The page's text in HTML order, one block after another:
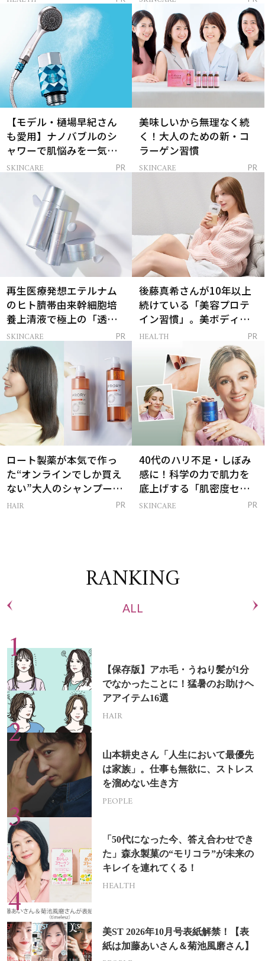
【モデル・樋場早紀さん
も愛用】ナノバブルのシ
ャワーで肌悩みを一気に
解決
SKINCARE PR
美味しいから無理なく続
く！大人のための新・コ
ラーゲン習慣
SKINCARE PR
再生医療発想エテルナム
のヒト臍帯由来幹細胞培
養上清液で極上の「透明
感ハリ肌」へ
SKINCARE PR
後藤真希さんが10年以上
続けている「美容プロテ
イン習慣」。美ボディを
支える朝ルーティンと
HEALTH PR
ロート製薬が本気で作っ
た“オンラインでしか買え
ない”大人のシャンプー＆
トリートメントって？
HAIR PR
40代のハリ不足・しぼみ
感に！科学の力で肌力を
底上げする「肌密度セラ
ム」
SKINCARE PR
RANKING
ALL
【保存版】アホ毛・うねり髪が1分
でなかったことに！猛暑のお助けヘ
アアイテム16選
HAIR
山本耕史さん「人生において最優先
は家族」。仕事も無欲に、ストレス
を溜めない生き方
PEOPLE
「50代になった今、答え合わせでき
た」森永製菓の“モリコラ”が未来の
キレイを連れてくる！
HEALTH
美ST 2026年10月号表紙解禁！【表
紙は加藤あいさん＆菊池風磨さん】